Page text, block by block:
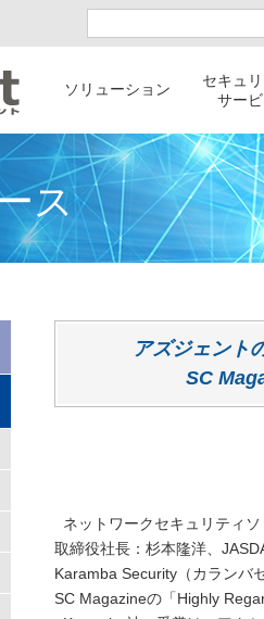
ソリューション
セキュ
サー
ス
アズジェント
SC
ネットワークセキュリティ
取締役社長：杉本隆洋、
Karamba Security（カランバ
SC Magazineの「Highly